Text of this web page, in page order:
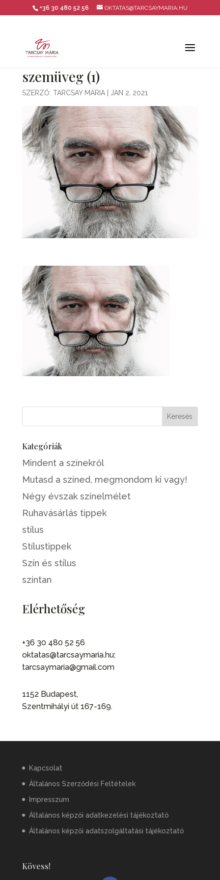
+36 30 480 52 56 OKTATAS@TARCSAYMARIA.HU
szemüveg (1)
SZERZŐ: TARCSAY MÁRIA| JAN 2, 2021
Kategóriák
Mindent a színekről
Mutasd a színed, megmondom ki vagy!
Négy évszak színelmélet
Ruhavásárlás tippek
stílus
Stílustippek
Szín és stílus
színtan
Elérhetőség
+36 30 480 52 56
oktatas@tarcsaymaria.hu;
tarcsaymaria@gmail.com
1152 Budapest,
Szentmihályi út 167-169.
Kapcsolat
Általános Szerződési Feltételek
Impresszum
Általános képzői adatkezelési tájékoztató
Általános képzői adatszolgáltatási tájékoztató
Kövess!